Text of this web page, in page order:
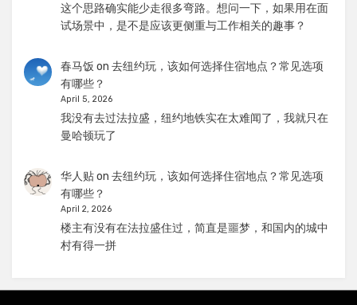
这个思路确实能少走很多弯路。想问一下，如果用在面
试场景中，是不是应该更侧重与工作相关的趣事？
春马饭 on 去纽约玩，该如何选择住宿地点？常见选项
有哪些？
April 5, 2026
我没有去过法拉盛，纽约地铁实在太难闻了，我就只在
曼哈顿玩了
华人贴on 去纽约玩，该如何选择住宿地点？常见选项
有哪些？
April 2, 2026
楼主有没有在法拉盛住过，简直是噩梦，和国内的城中
村有得一拼